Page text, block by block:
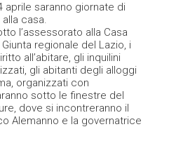
aprile saranno giornate di
casa.
l’assessorato alla Casa
regionale del Lazio, i
all’abitare, gli inquilini
gli abitanti degli alloggi
organizzati con
sotto le finestre del
dove si incontreranno il
Alemanno e la governatrice